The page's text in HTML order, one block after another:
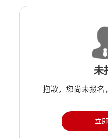
未
抱歉，您尚未报名
立